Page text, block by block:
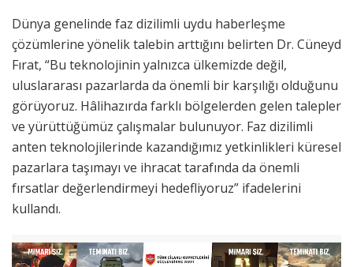
Dünya genelinde faz dizilimli uydu haberleşme
çözümlerine yönelik talebin arttığını belirten Dr. Cüneyd
Fırat, “Bu teknolojinin yalnızca ülkemizde değil,
uluslararası pazarlarda da önemli bir karşılığı olduğunu
görüyoruz. Hâlihazırda farklı bölgelerden gelen talepler
ve yürüttüğümüz çalışmalar bulunuyor. Faz dizilimli
anten teknolojilerinde kazandığımız yetkinlikleri küresel
pazarlara taşımayı ve ihracat tarafında da önemli
fırsatlar değerlendirmeyi hedefliyoruz” ifadelerini
kullandı.